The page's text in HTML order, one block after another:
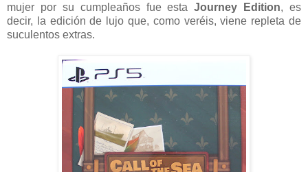
mujer por su cumpleaños fue estaJourney Edition, es
decir, la edición de lujo que, como veréis, viene repleta de
suculentos extras.